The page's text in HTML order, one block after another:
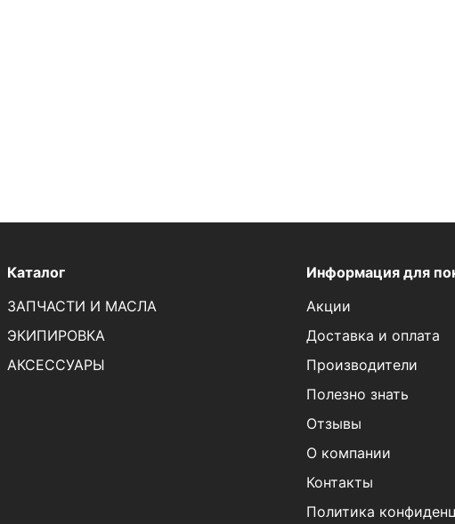
Каталог
ЗАПЧАСТИ И МАСЛА
ЭКИПИРОВКА
АКСЕССУАРЫ
Информация для
Акции
Доставка и оплата
Производители
Полезно знать
Отзывы
О компании
Контакты
Политика